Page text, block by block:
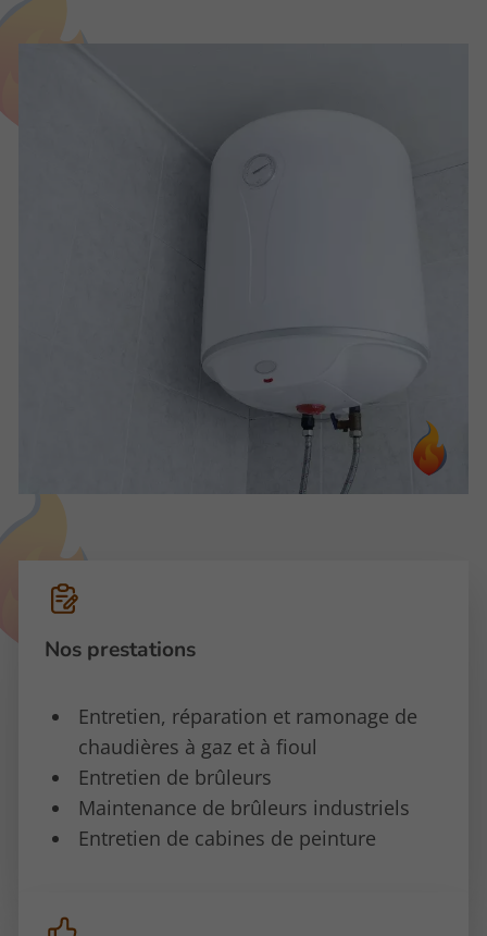
Nos prestations
Entretien, réparation et ramonage de
chaudières à gaz et à fioul
Entretien de brûleurs
Maintenance de brûleurs industriels
Entretien de cabines de peinture